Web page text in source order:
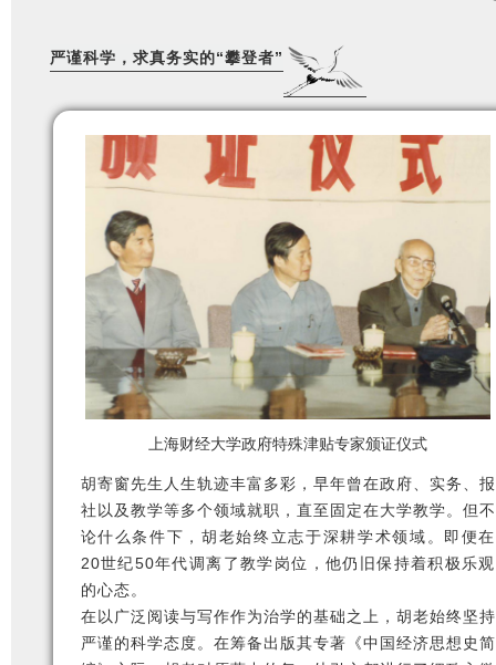
严谨科学，求真务实的“攀登者”
上海财经大学政府特殊津贴专家颁证仪式
胡寄窗先生人生轨迹丰富多彩，早年曾在政府、实务、报
社以及教学等多个领域就职，直至固定在大学教学。但不
论什么条件下，胡老始终立志于深耕学术领域。即便在
20世纪50年代调离了教学岗位，他仍旧保持着积极乐观
的心态。
在以广泛阅读与写作作为治学的基础之上，胡老始终坚持
严谨的科学态度。在筹备出版其专著《中国经济思想史简